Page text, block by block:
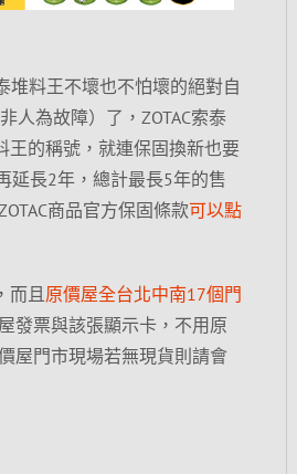
堆料王不壞也不怕壞的絕對自
人為故障）了，ZOTAC索泰
王的稱號，就連保固換新也要
延長2年，總計最長5年的售
商品官方保固條款可以點
而且原價屋全台北中南17個門
發票與該張顯示卡，不用原
屋門市現場若無現貨則請會